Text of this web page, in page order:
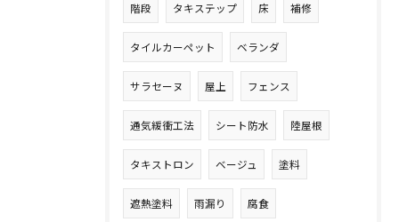
階段 タキステップ 床 補修
タイルカーペット ベランダ
サラセーヌ 屋上 フェンス
通気緩衝工法 シート防水 陸屋根
タキストロン ベージュ 塗料
遮熱塗料 雨漏り 腐食